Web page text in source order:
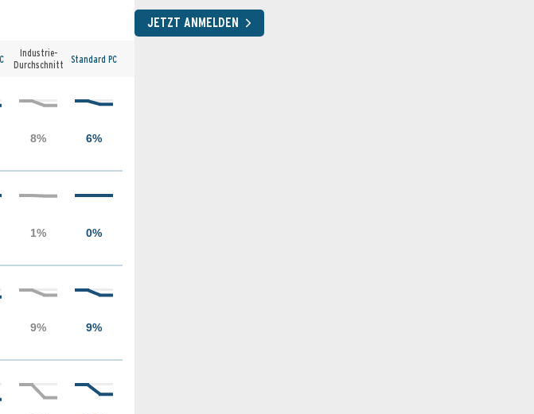
Industrie-
Durchschnitt
Standard PC
JETZT ANMELDEN